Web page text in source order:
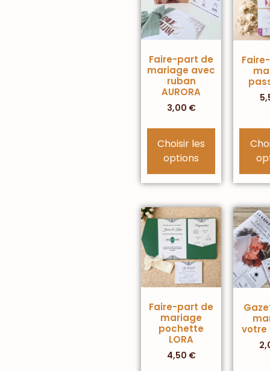
Faire-part de
mariage avec
ruban
AURORA
3,00 €
Choisir les
options
Faire-part de
mariage
pochette
LORA
4,50 €
votre